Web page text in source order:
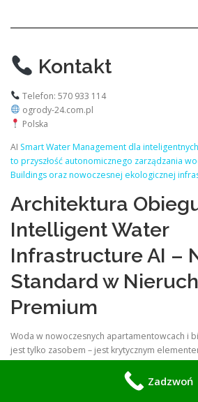
Kontakt
Telefon: 570 933 114
ogrody-24.com.pl
Polska
AI Smart Water Management dla
to przyszłość autonomicznego zarządzania
Buildings oraz nowoczesnej ekologicznej
Architektura
Intelligent Water
Infrastructure AI –
Standard w
Premium
Woda w nowoczesnych apartamentowcach i
jest tylko zasobem – jest krytycznym
oraz certyfikacji ESG. Tradycyjne instalacje
„ślepe” na wycieki i nieefektywne w dystrybucji.
to system, który zarządza
Zadzwoń